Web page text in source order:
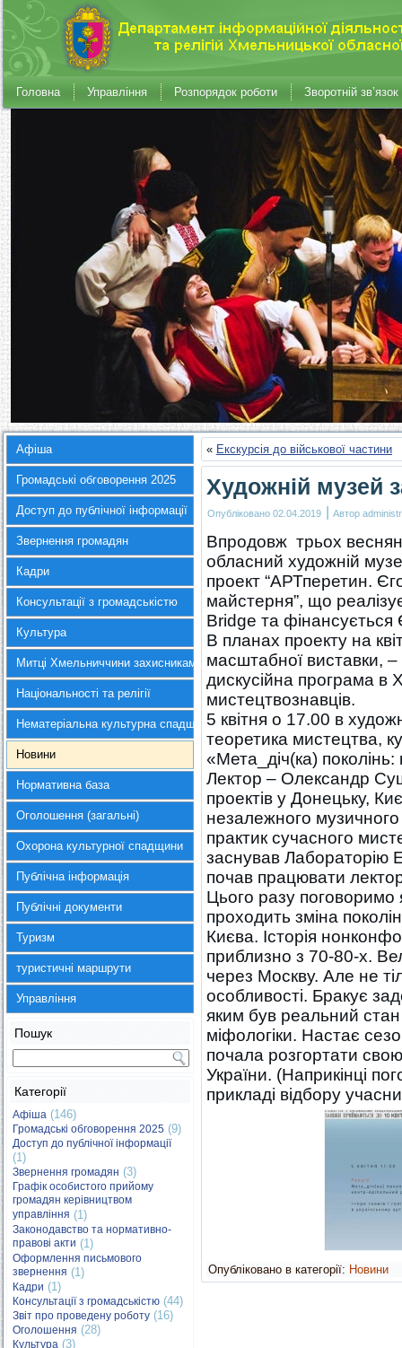
Головна Управління Розпорядок роботи Зворотній зв’язок
Афіша
Громадські обговорення 2025
Доступ до публічної інформації
Звернення громадян
Кадри
Консультації з громадськістю
Культура
Митці Хмельниччини захисникам України
Національності та релігії
Нематеріальна культурна спадщина
Новини
Нормативна база
Оголошення (загальні)
Охорона культурної спадщини
Публічна інформація
Публічні документи
Туризм
туристичні маршрути
Управління
Пошук
Категорії
Афіша (146)
Громадські обговорення 2025 (9)
Доступ до публічної інформації
(1)
Звернення громадян (3)
Графік особистого прийому
громадян керівництвом
управління (1)
Законодавство та нормативно-
правові акти (1)
Оформлення письмового
звернення (1)
Кадри (1)
Консультації з громадськістю (44)
Звіт про проведену роботу (16)
Оголошення (28)
Культура (3)
« Екскурсія до військової частини
Художній музей
Опубліковано 02.04.2019 | Автор
Впродовж трьох
обласний художній
проект “АРТперетин.
майстерня”, що
Bridge та
В планах проекту на
масштабної виставки, –
дискусійна програма в
мистецтвознавців.
5 квітня о 17.00 в
теоретика мистецтва,
«Мета_діч(ка)
Лектор – Олександр
проектів у Донецьку,
незалежного
практик сучасного
заснував Лабораторію
почав працювати
Цього разу поговоримо
проходить зміна
Києва. Історія
приблизно з 70-80-х.
через Москву. Але не
особливості. Бракує
яким був реальний
міфологіки. Настає
почала розгортати
України. (Наприкінці
прикладі відбору
Опубліковано в категорії: Новини